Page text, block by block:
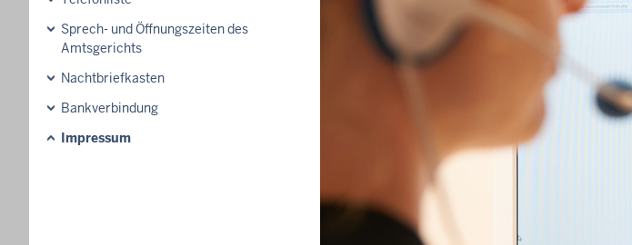
Sprech- und Öffnungszeiten des
Amtsgerichts
Nachtbriefkasten
Bankverbindung
Impressum